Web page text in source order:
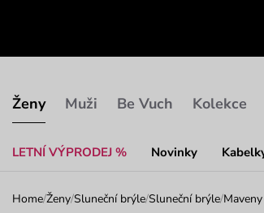
Ženy
LETNÍ VÝPRODEJ % Novinky
Muži Be Vuch Kolekce
Home/Ženy/Sluneční brýle/Sluneční brýle/